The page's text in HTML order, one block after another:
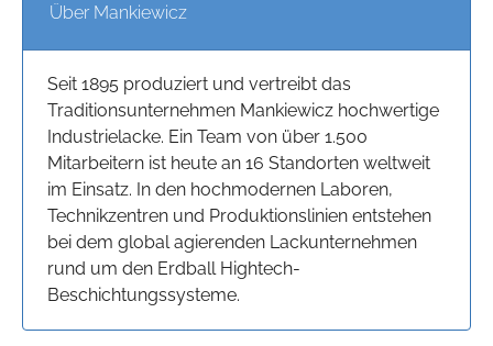
Über Mankiewicz
Seit 1895 produziert und vertreibt das
Traditionsunternehmen Mankiewicz hochwertige
Industrielacke. Ein Team von über 1.500
Mitarbeitern ist heute an 16 Standorten weltweit
im Einsatz. In den hochmodernen Laboren,
Technikzentren und Produktionslinien entstehen
bei dem global agierenden Lackunternehmen
rund um den Erdball Hightech-
Beschichtungssysteme.